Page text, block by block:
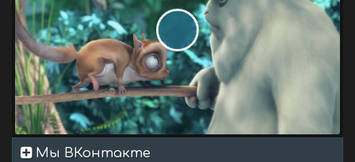
Мы ВКонтакте